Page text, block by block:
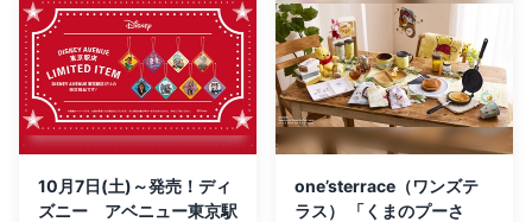
10月7日(土)～発売！ディ
ズニー アベニュー東京駅
one’sterrace（ワンズテ
ラス） 「くまのプーさ